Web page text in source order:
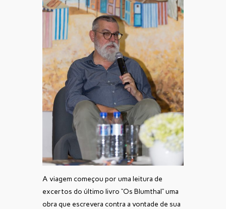
A viagem começou por uma leitura de
excertos do último livro “Os Blumthal” uma
obra que escrevera contra a vontade de sua